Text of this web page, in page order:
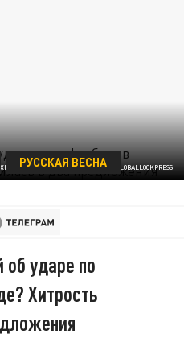
SCIARD/KEYSTONE PRESS AGENCY/GLOBALLOOKPRESS
РУССКАЯ ВЕСНА
об ударе по
Хитрость